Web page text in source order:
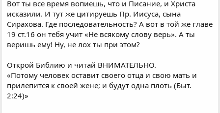
Вот ты все время вопиешь, что и Писание, и Христа
исказили. И тут же цитируешь Пр. Иисуса, сына
Сирахова. Где последовательность? А вот в той же главе
19 ст.16 он тебя учит «Не всякому слову верь». А ты
веришь ему! Ну, не лох ты при этом?
Открой Библию и читай ВНИМАТЕЛЬНО.
«Потому человек оставит своего отца и свою мать и
прилепится к своей жене; и будут одна плоть (Быт.
2:24)»